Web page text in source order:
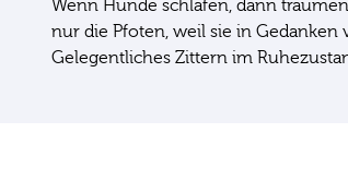
Wenn Hunde schlafen, dann
nur die Pfoten, weil sie in Gedanken
Gelegentliches Zittern im